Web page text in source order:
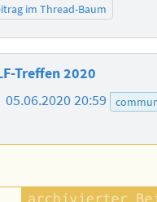
im Thread-Baum
Treffen 2020
05.06.2020 20:59